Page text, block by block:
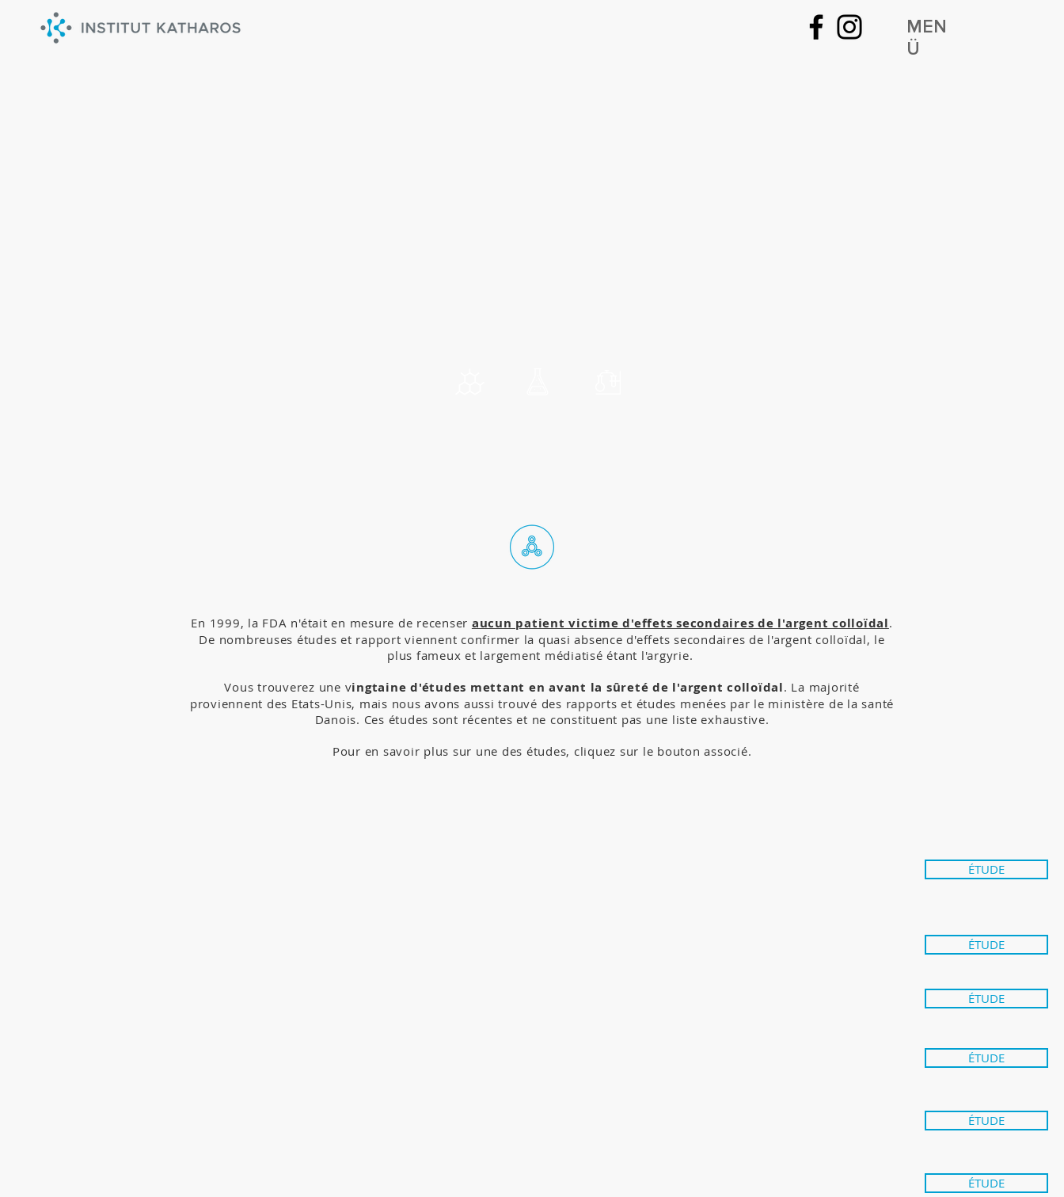
MEN
Ü
En 1999, la FDA n'était en mesure de recenser aucun patient victime d'effets secondaires de l'argent colloïdal.
De nombreuses études et rapport viennent confirmer la quasi absence d'effets secondaires de l'argent colloïdal, le
plus fameux et largement médiatisé étant l'argyrie.
Vous trouverez une vingtaine d'études mettant en avant la sûreté de l'argent colloïdal. La majorité
proviennent des Etats-Unis, mais nous avons aussi trouvé des rapports et études menées par le ministère de la santé
Danois. Ces études sont récentes et ne constituent pas une liste exhaustive.
Pour en savoir plus sur une des études, cliquez sur le bouton associé.
ÉTUDE
ÉTUDE
ÉTUDE
ÉTUDE
ÉTUDE
ÉTUDE